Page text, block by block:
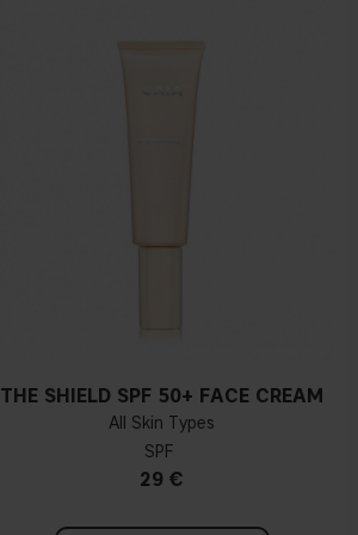
THE SHIELD SPF 50+ FACE CREAM
All Skin Types
SPF
29 €